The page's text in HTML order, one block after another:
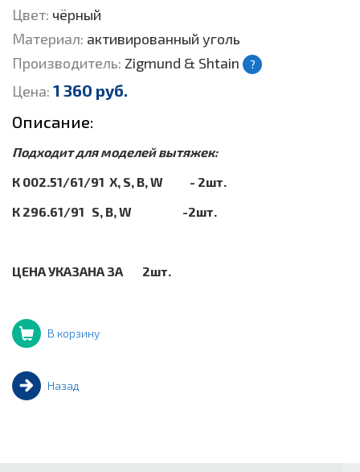
Цвет: чёрный
Материал: активированный уголь
Производитель: Zigmund & Shtain ?
Цена: 1 360 руб.
Описание:
Подходит для моделей вытяжек:
К 002.51/61/91 Х, S, B, W - 2шт.
К 296.61/91 S, В, W -2шт.
ЦЕНА УКАЗАНА ЗА 2шт.
В корзину
Назад